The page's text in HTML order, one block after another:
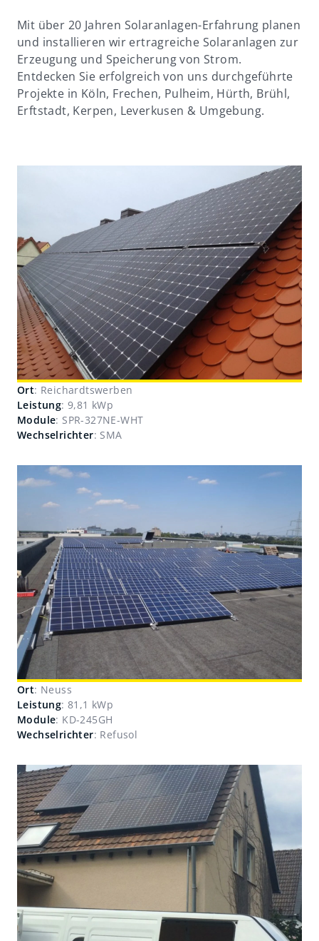
Mit über 20 Jahren Solaranlagen-Erfahrung planen
und installieren wir ertragreiche Solaranlagen zur
Erzeugung und Speicherung von Strom.
Entdecken Sie erfolgreich von uns durchgeführte
Projekte in Köln, Frechen, Pulheim, Hürth, Brühl,
Erftstadt, Kerpen, Leverkusen & Umgebung.
Ort: Reichardtswerben
Leistung: 9,81 kWp
Module: SPR-327NE-WHT
Wechselrichter: SMA
Ort: Neuss
Leistung: 81,1 kWp
Module: KD-245GH
Wechselrichter: Refusol